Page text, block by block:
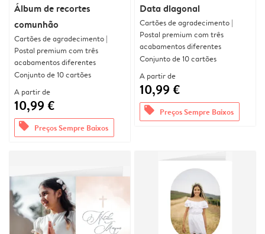
Álbum de recortes
comunhão
Cartões de agradecimento |
Postal premium com três
acabamentos diferentes
Conjunto de 10 cartões
A partir de
10,99 €
offers Preços Sempre Baixos
Data diagonal
Cartões de agradecimento |
Postal premium com três
acabamentos diferentes
Conjunto de 10 cartões
A partir de
10,99 €
offers Preços Sempre Baixos